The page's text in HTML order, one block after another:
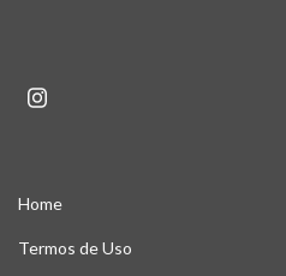
Home
Termos de Uso